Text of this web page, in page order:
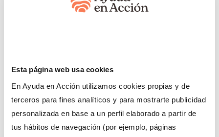
Esta página web usa cookies
En Ayuda en Acción utilizamos cookies propias y de
terceros para fines analíticos y para mostrarte publicidad
personalizada en base a un perfil elaborado a partir de
tus hábitos de navegación (por ejemplo, páginas
Acción
20/04/2026
Ayuda en Acción ha organizado Activa Joven Gijón,
un evento que ha reunido a jóvenes, empresas,
entidades y administraciones públicas. En él, los y las